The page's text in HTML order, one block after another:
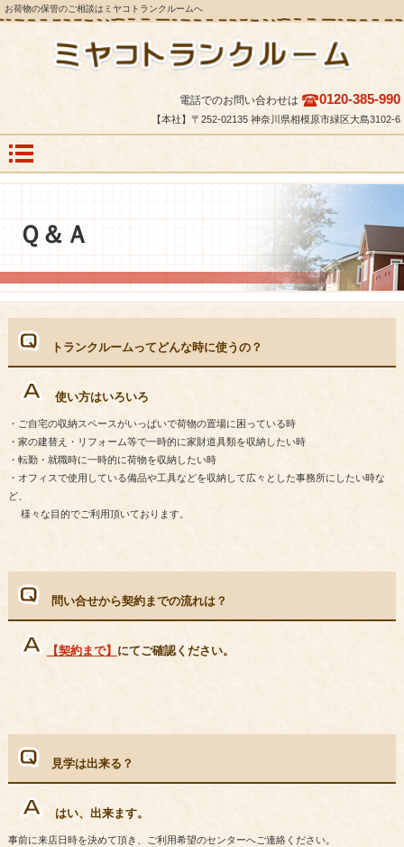
お荷物の保管のご相談はミヤコトランクルームへ
電話でのお問い合わせは 0120-385-990
【本社】〒252-02135 神奈川県相模原市緑区大島3102-6
Ｑ＆Ａ
トランクルームってどんな時に使うの？
使い方はいろいろ
・ご自宅の収納スペースがいっぱいで荷物の置場に困っている時
・家の建替え・リフォーム等で一時的に家財道具類を収納したい時
・転勤・就職時に一時的に荷物を収納したい時
・オフィスで使用している備品や工具などを収納して広々とした事務所にしたい時な
ど、
様々な目的でご利用頂いております。
問い合せから契約までの流れは？
【契約まで】 にてご確認ください。
見学は出来る？
はい、出来ます。
事前に来店日時を決めて頂き、ご利用希望のセンターへご連絡ください。